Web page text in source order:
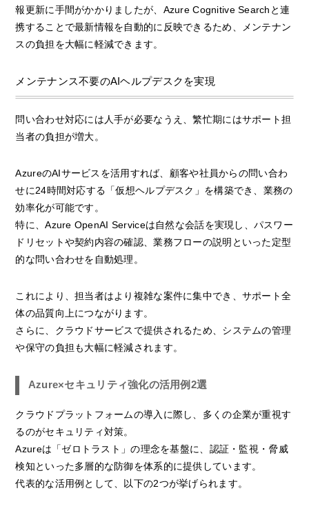
報更新に手間がかかりましたが、Azure Cognitive Searchと連
携することで最新情報を自動的に反映できるため、メンテナン
スの負担を大幅に軽減できます。
メンテナンス不要のAIヘルプデスクを実現
問い合わせ対応には人手が必要なうえ、繁忙期にはサポート担
当者の負担が増大。
AzureのAIサービスを活用すれば、顧客や社員からの問い合わ
せに24時間対応する「仮想ヘルプデスク」を構築でき、業務の
効率化が可能です。
特に、Azure OpenAI Serviceは自然な会話を実現し、パスワー
ドリセットや契約内容の確認、業務フローの説明といった定型
的な問い合わせを自動処理。
これにより、担当者はより複雑な案件に集中でき、サポート全
体の品質向上につながります。
さらに、クラウドサービスで提供されるため、システムの管理
や保守の負担も大幅に軽減されます。
Azure×セキュリティ強化の活用例2選
クラウドプラットフォームの導入に際し、多くの企業が重視す
るのがセキュリティ対策。
Azureは「ゼロトラスト」の理念を基盤に、認証・監視・脅威
検知といった多層的な防御を体系的に提供しています。
代表的な活用例として、以下の2つが挙げられます。